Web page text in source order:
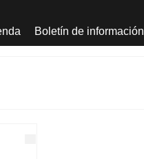
Boletín de información